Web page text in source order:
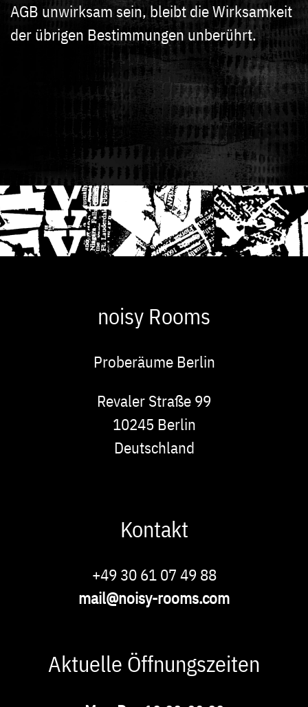
AGB unwirksam sein, bleibt die Wirksamkeit
der übrigen Bestimmungen unberührt.
noisy Rooms
Proberäume Berlin
Revaler Straße 99
10245 Berlin
Deutschland
Kontakt
+49 30 61 07 49 88
mail@noisy-rooms.com
Aktuelle Öffnungszeiten